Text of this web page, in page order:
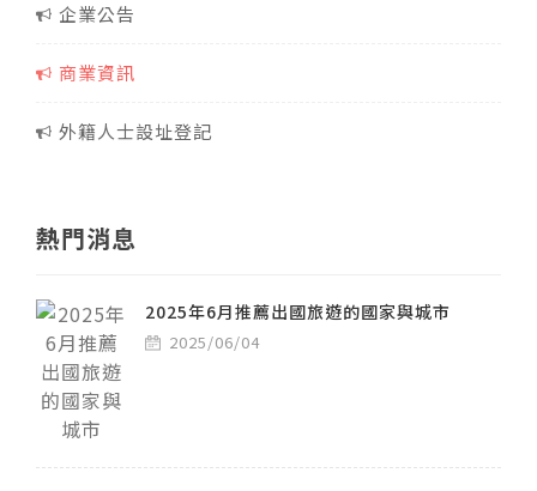
企業公告
商業資訊
外籍人士設址登記
熱門消息
2025年6月推薦出國旅遊的國家與城市
2025/06/04